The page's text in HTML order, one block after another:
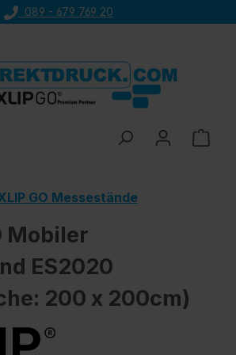
089 - 679 769 20
GO Messestände
Mobiler
ES2020
200 x 200cm)